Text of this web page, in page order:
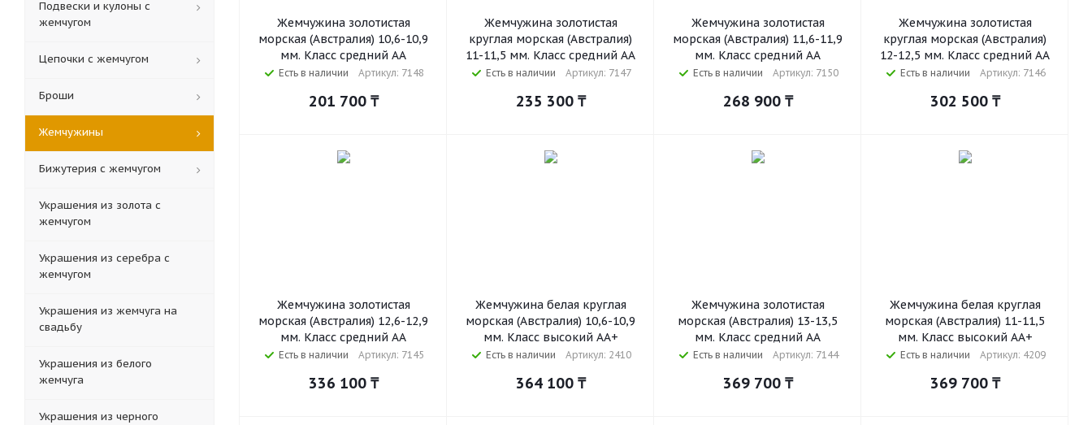
Жемчужина золотистая
морская (Австралия) 10,6-10,9
мм. Класс средний АА
Есть в наличии Артикул: 7148
201 700₸
Жемчужина золотистая
круглая морская (Австралия)
11-11,5 мм. Класс средний АА
Есть в наличии Артикул: 7147
235 300₸
Жемчужина золотистая
морская (Австралия) 11,6-11,9
мм. Класс средний АА
Есть в наличии Артикул: 7150
268 900₸
Жемчужина золотистая
круглая морская (Австралия)
12-12,5 мм. Класс средний АА
Есть в наличии Артикул: 7146
302 500₸
Жемчужина золотистая
морская (Австралия) 12,6-12,9
мм. Класс средний АА
Есть в наличии Артикул: 7145
336 100₸
Жемчужина белая круглая
морская (Австралия) 10,6-10,9
мм. Класс высокий АА+
Есть в наличии Артикул: 2410
364 100₸
Жемчужина золотистая
морская (Австралия) 13-13,5
мм. Класс средний АА
Есть в наличии Артикул: 7144
369 700₸
Жемчужина белая круглая
морская (Австралия) 11-11,5
мм. Класс высокий АА+
Есть в наличии Артикул: 4209
369 700₸
Подвески и кулоны с
жемчугом
Цепочки с жемчугом
Броши
Жемчужины
Бижутерия с жемчугом
Украшения из золота с
жемчугом
Украшения из серебра с
жемчугом
Украшения из жемчуга на
свадьбу
Украшения из белого
жемчуга
Украшения из черного